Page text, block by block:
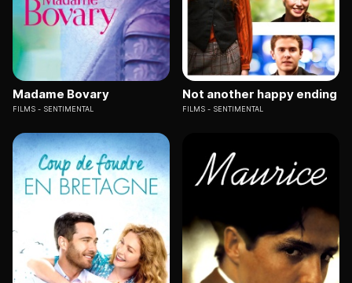
Madame Bovary
FILMS SENTIMENTAL
Not another happy ending
FILMS SENTIMENTAL